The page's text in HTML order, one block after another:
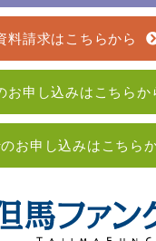
料請求はこちらから
お申し込みはこちらか
お申し込みはこちら